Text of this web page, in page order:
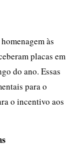
às
placas em
do ano. Essas
para o
o incentivo aos